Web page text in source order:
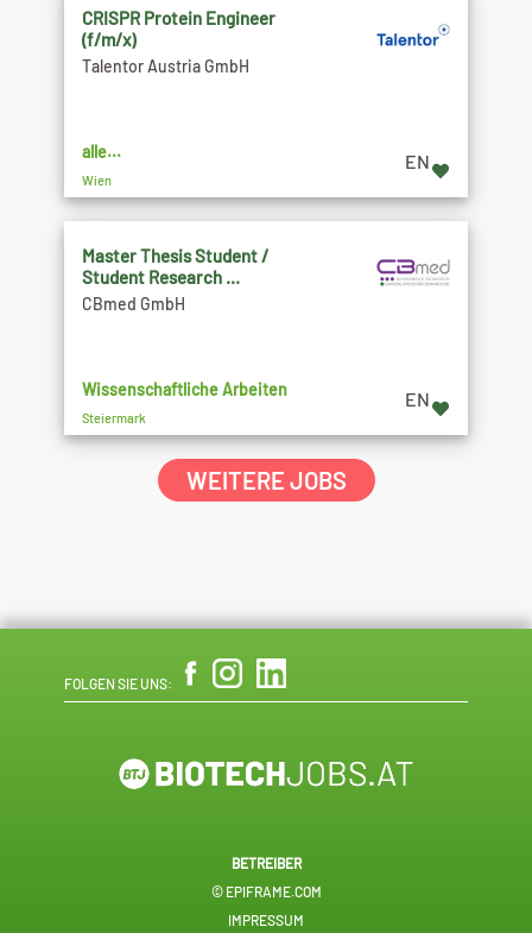
CRISPR Protein Engineer
(f/m/x)
Talentor Austria GmbH
alle...
Wien
EN
Master Thesis Student /
Student Research ...
CBmed GmbH
Wissenschaftliche Arbeiten
Steiermark
EN
WEITERE JOBS
FOLGEN SIE UNS:
BETREIBER
© EPIFRAME.COM
IMPRESSUM